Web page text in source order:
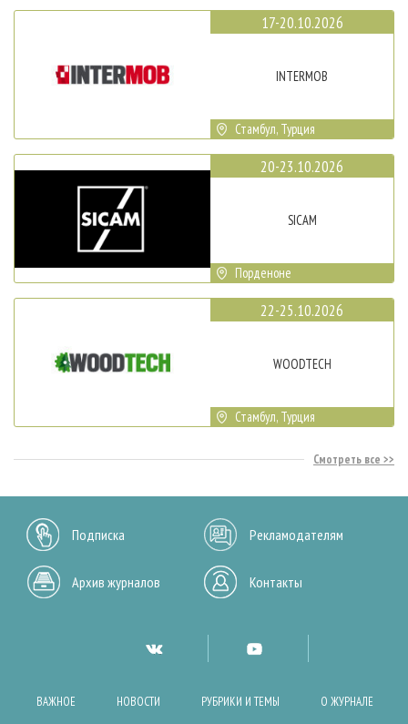
17-20.10.2026
INTERMOB
Стамбул, Турция
20-23.10.2026
SICAM
Порденоне
22-25.10.2026
WOODTECH
Стамбул, Турция
Смотреть все
Подписка Рекламодателям
Архив журналов Контакты
ВАЖНОЕ НОВОСТИ РУБРИКИ И ТЕМЫ О ЖУРНАЛЕ